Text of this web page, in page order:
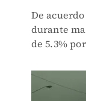
De
durante
de 5.3%